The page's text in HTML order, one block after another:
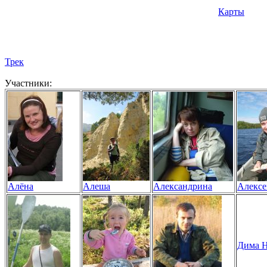
Карты
Трек
Участники:
Алёна Алеша Александрина
Дима